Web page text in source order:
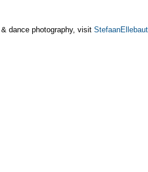
dance photography, visit